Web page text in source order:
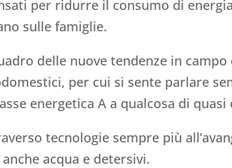
per ridurre il consumo di
sulle famiglie.
delle nuove tendenze in
per cui si sente parlare
energetica A a qualcosa di
tecnologie sempre più
acqua e detersivi.